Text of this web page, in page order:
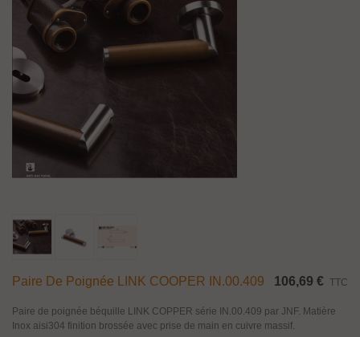
Paire De Poignée LINK COOPER IN.00.409 106,69 € TTC
Paire de poignée béquille LINK COPPER série IN.00.409 par JNF. Matière
Inox aisi304 finition brossée avec prise de main en cuivre massif.